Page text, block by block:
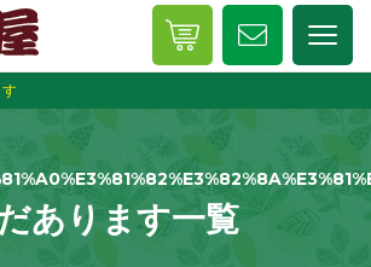
す
あります一覧